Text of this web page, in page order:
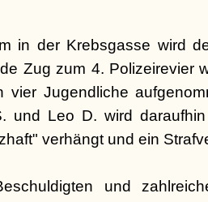
in der Krebsgasse wird
Zug zum 4. Polizeirevier
vier Jugendliche
und Leo D. wird
verhängt und ein
und